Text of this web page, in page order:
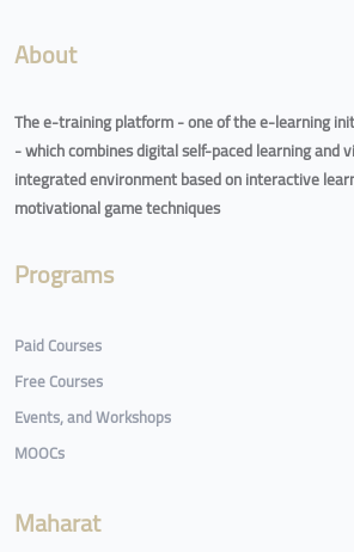
About
The e-training platform - one of the e-learning
- which combines digital self-paced learning and
integrated environment based on interactive
motivational game techniques
Programs
Paid Courses
Free Courses
Events, and Workshops
MOOCs
Maharat